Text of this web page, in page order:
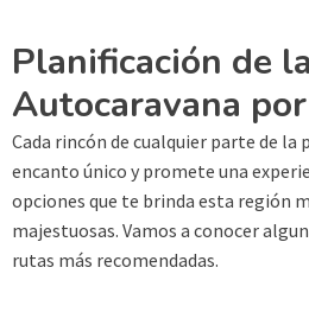
Planificación de
Autocaravana
Cada rincón de cualquier parte de
encanto único y promete una
opciones que te brinda esta región
majestuosas. Vamos a conocer
rutas más recomendadas.